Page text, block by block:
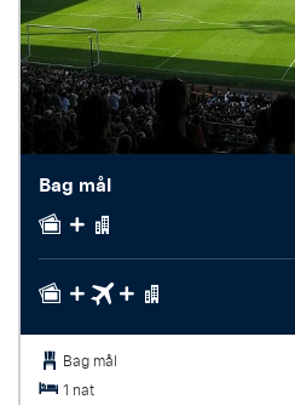
Bag mål
Bag mål
1 nat